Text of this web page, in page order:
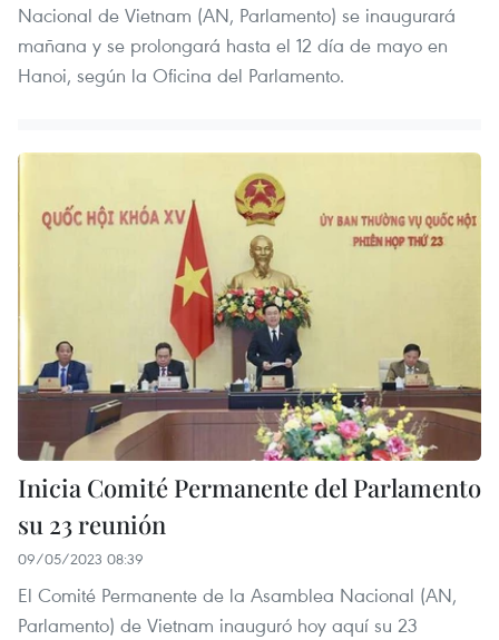
Nacional de Vietnam (AN, Parlamento) se inaugurará
mañana y se prolongará hasta el 12 día de mayo en
Hanoi, según la Oficina del Parlamento.
Inicia Comité Permanente del Parlamento
su 23 reunión
09/05/2023 08:39
El Comité Permanente de la Asamblea Nacional (AN,
Parlamento) de Vietnam inauguró hoy aquí su 23